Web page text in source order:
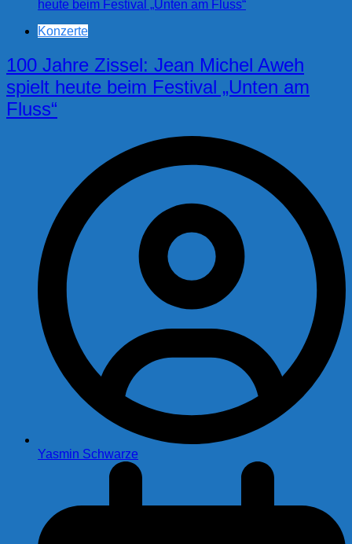
Konzerte
100 Jahre Zissel: Jean Michel Aweh
spielt heute beim Festival „Unten am
Fluss“
Yasmin Schwarze